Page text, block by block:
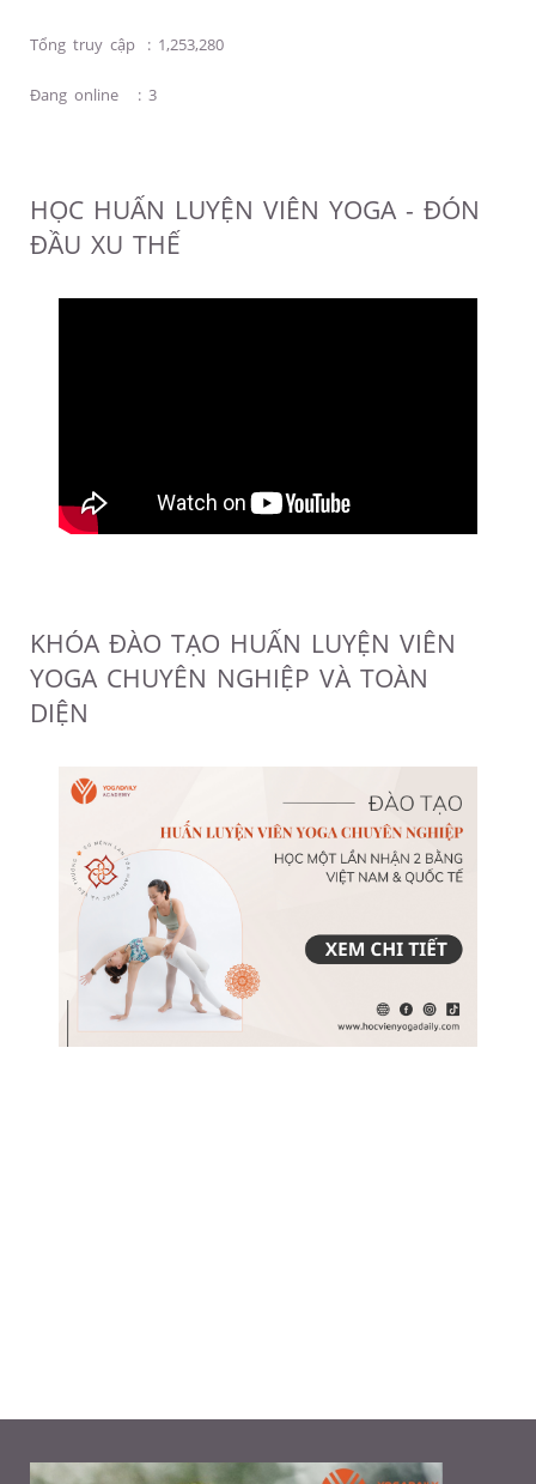
Tổng truy cập : 1,253,280
Đang online : 3
HỌC HUẤN LUYỆN VIÊN YOGA - ĐÓN
ĐẦU XU THẾ
KHÓA ĐÀO TẠO HUẤN LUYỆN VIÊN
YOGA CHUYÊN NGHIỆP VÀ TOÀN
DIỆN